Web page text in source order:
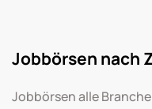
Jobbörsen nach
Jobbörsen alle